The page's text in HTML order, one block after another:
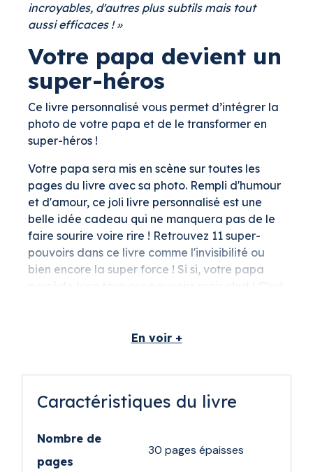
incroyables, d'autres plus subtils mais tout
aussi efficaces !»
Votre papa devient un
super-héros
Ce livre personnalisé vous permet d’intégrer la
photo de votre papa et de le transformer en
super-héros !
Votre papa sera mis en scène sur toutes les
pages du livre avec sa photo. Rempli d'humour
et d'amour, ce joli livre personnalisé est une
belle idée cadeau qui ne manquera pas de le
faire sourire voire rire ! Retrouvez 11 super-
pouvoirs dans ce livre comme l'invisibilité ou
bien encore la super force ! Si si, votre papa
Un livre personnalisé
pour Noël, le livre personnalisé "Papa est un
original. Personnalisable avec sa photo, son
prénom et une dédicace personnelle, il pourra
le garder en souvenir et le ressortir chaque
En voir +
Caractéristiques du livre
Nombre de
pages
30 pages épaisses